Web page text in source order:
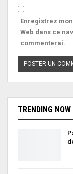
Enregistrez
Web dans ce
commenterai.
TRENDING NOW